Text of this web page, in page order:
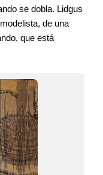
se dobla. Lidgus
de una
que está